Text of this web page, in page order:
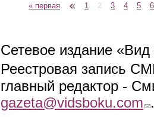
Страницы
« первая 1 2 3 4 5 6
Сетевое издание
Реестровая запись
главный редактор -
gazeta@vidsboku.com